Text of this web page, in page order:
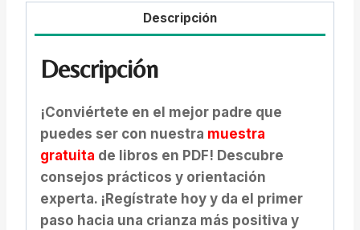
Descripción
Descripción
¡Conviértete en el mejor padre que
puedes ser con nuestra muestra
gratuita de libros en PDF! Descubre
consejos prácticos y orientación
experta. ¡Regístrate hoy y da el primer
paso hacia una crianza más positiva y